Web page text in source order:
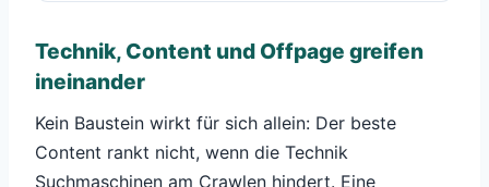
Technik, Content und Offpage greifen
ineinander
Kein Baustein wirkt für sich allein: Der beste
Content rankt nicht, wenn die Technik
Suchmaschinen am Crawlen hindert. Eine